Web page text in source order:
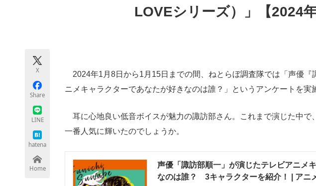
エレクトロニクス専門サイト 電
LOVEシリーズ）」【2024
X
Share
LINE
hatena
Home
2024年1月8日から1月15日までの間、ねとらぼ調査隊では「声優『
ニメキャラクターであなたが好きなのは誰？」というアンケートを実
耳に心地良い低音ボイスが魅力の諏訪部さん。これまで演じた中で
一番人気に輝いたのでしょうか。
声優「諏訪部順一」が演じたテレビアニメ
なのは誰？ 3キャラクターを紹介！ | アニ